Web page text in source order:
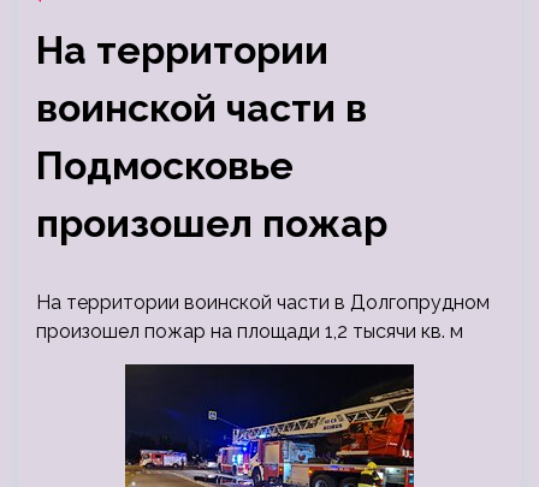
На территории
воинской части в
Подмосковье
произошел пожар
На территории воинской части в Долгопрудном
произошел пожар на площади 1,2 тысячи кв. м